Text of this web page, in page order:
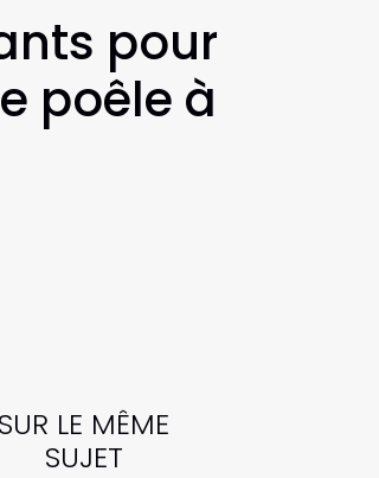
pour
poêle à
SUR LE MÊME
SUJET